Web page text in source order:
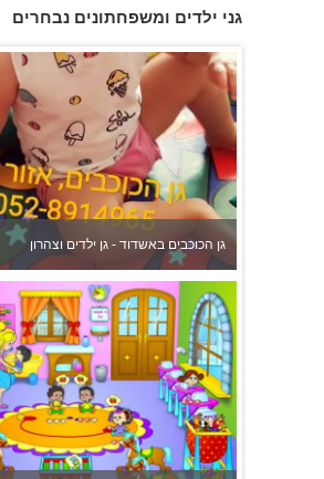
גני ילדים ומשפחתונים נבחרים
גן הכוכבים באשדוד - גן ילדים וצהרון
משפחתון ופעוטון ילנה במערב ראשון לציון
פעוטון פינוקי במודיעין